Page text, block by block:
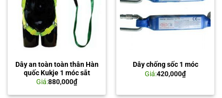
Dây an toàn toàn thân Hàn
quốc Kukje 1 móc sắt
Giá:880,000₫
Dây chống sốc 1 móc
Giá:420,000₫